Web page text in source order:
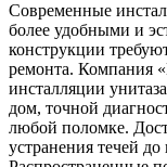
Современные
более удобными и
конструкции
ремонта. Компания
инсталляции
дом, точной
любой поломке.
устранения течей